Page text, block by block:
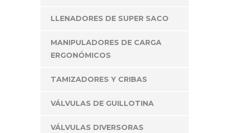
LLENADORES DE SUPER SACO
MANIPULADORES DE CARGA
ERGONÓMICOS
TAMIZADORES Y CRIBAS
VÁLVULAS DE GUILLOTINA
VÁLVULAS DIVERSORAS